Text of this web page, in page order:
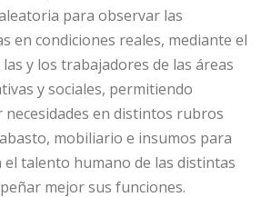
para observar las
en condiciones reales, mediante el
y los trabajadores de las áreas
y sociales, permitiendo
necesidades en distintos rubros
mobiliario e insumos para
el talento humano de las distintas
mejor sus funciones.